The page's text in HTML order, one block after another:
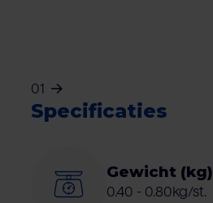
01
Specificaties
Gewicht (kg)
0.40 - 0.80kg/st.